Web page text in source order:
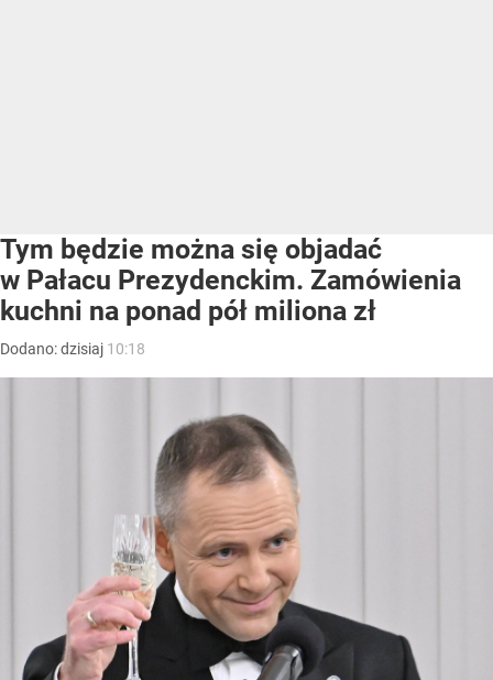
Tym będzie można się objadać
w Pałacu Prezydenckim. Zamówienia
kuchni na ponad pół miliona zł
Dodano:dzisiaj 10:18